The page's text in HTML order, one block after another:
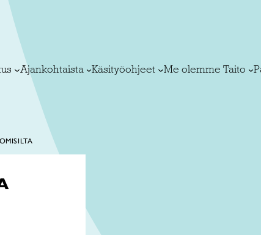
Ajankohtaista Käsityöohjeet Me olemme Taito